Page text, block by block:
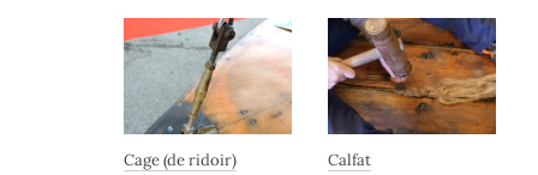
Cage (de ridoir) Calfat